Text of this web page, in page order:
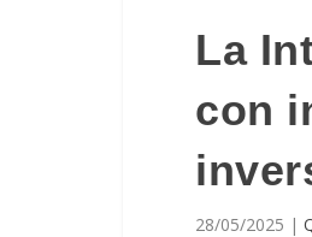
La
con
28/05/2025 |